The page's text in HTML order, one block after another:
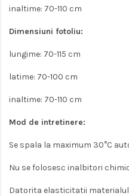
inaltime: 70-110 cm
Dimensiuni fotoliu:
lungime: 70-115 cm
latime: 70-100 cm
inaltime: 70-110 cm
Mod de intretinere:
Se spala la maximum 30°C
Nu se folosesc inalbitori
Datorita elasticitatii